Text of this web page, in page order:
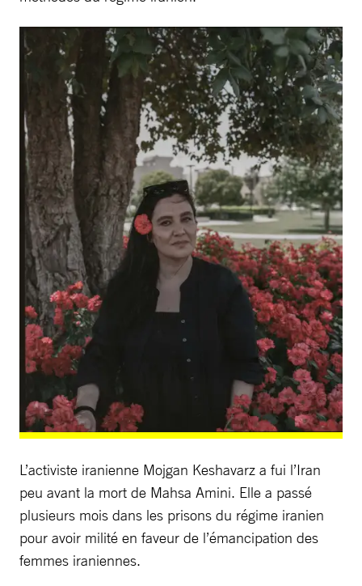
L’activiste iranienne Mojgan Keshavarz a fui l’Iran
peu avant la mort de Mahsa Amini. Elle a passé
plusieurs mois dans les prisons du régime iranien
pour avoir milité en faveur de l’émancipation des
femmes iraniennes.